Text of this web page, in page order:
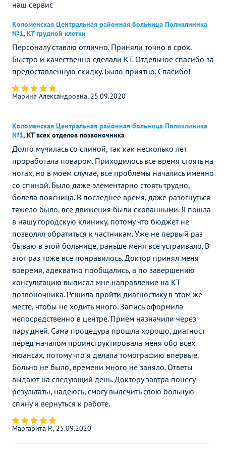
наш сервис
Коломенская Центральная районная больница Поликлиника
№1, КТ грудной клетки
Персоналу ставлю отлично. Приняли точно в срок.
Быстро и качественно сделали КТ. Отдельное спасибо за
предоставленную скидку. Было приятно. Спасибо!
Марина Александровна, 25.09.2020
Коломенская Центральная районная больница Поликлиника
№1, КТ всех отделов позвоночника
Долго мучилась со спиной, так как несколько лет
проработала поваром. Приходилось все время стоять на
ногах, но в моем случае, все проблемы начались именно
со спиной. Было даже элементарно стоять трудно,
болела поясница. В последнее время, даже разогнуться
тяжело было, все движения были скованными. Я пошла
в нашу городскую клинику, потому что бюджет не
позволял обратиться к частникам. Уже не первый раз
бываю в этой больнице, раньше меня все устраивало. В
этот раз тоже все понравилось. Доктор принял меня
вовремя, адекватно пообщались, а по завершению
консультацию выписал мне направление на КТ
позвоночника. Решила пройти диагностику в этом же
месте, чтобы не ходить много. Запись оформила
непосредственно в центре. Прием назначили через
пару дней. Сама процедура прошла хорошо, диагност
перед началом проинструктировала меня обо всех
нюансах, потому что я делала томографию впервые.
Больно не было, времени много не заняло. Ответы
выдают на следующий день. Доктору завтра понесу
результаты, надеюсь, смогу вылечить свою больную
спину и вернуться к работе.
Маргарита Р., 25.09.2020